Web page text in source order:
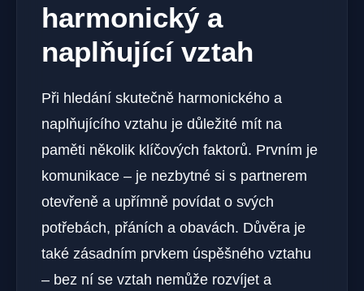
harmonický a
naplňující vztah
Při hledání skutečně harmonického a
naplňujícího vztahu je důležité mít na
paměti několik klíčových faktorů. Prvním je
komunikace – je nezbytné si s partnerem
otevřeně a upřímně povídat o svých
potřebách, přáních a obavách. Důvěra je
také zásadním prvkem úspěšného vztahu
– bez ní se vztah nemůže rozvíjet a